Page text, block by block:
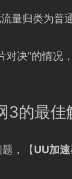
量归类为普
决"的情况
3的最佳
，【UU加